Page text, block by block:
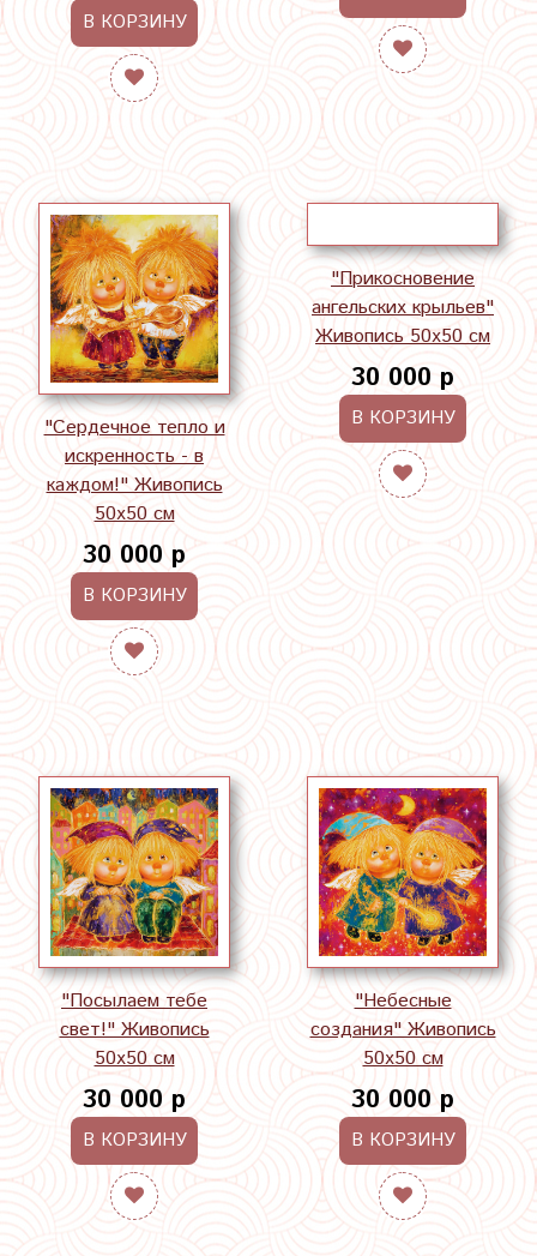
В КОРЗИНУ
"Сердечное тепло и
искренность - в
каждом!" Живопись
50х50 см
30 000 р
В КОРЗИНУ
"Прикосновение
ангельских крыльев"
Живопись 50х50 см
30 000 р
В КОРЗИНУ
"Посылаем тебе
свет!" Живопись
50х50 см
30 000 р
В КОРЗИНУ
"Небесные
создания" Живопись
50х50 см
30 000 р
В КОРЗИНУ